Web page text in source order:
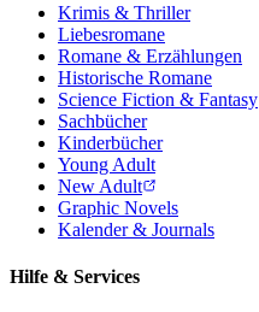
Krimis & Thriller
Liebesromane
Romane & Erzählungen
Historische Romane
Science Fiction & Fantasy
Sachbücher
Kinderbücher
Young Adult
New Adult
Graphic Novels
Kalender & Journals
Hilfe & Services